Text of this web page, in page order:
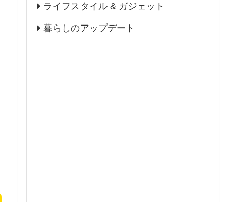
ライフスタイル & ガジェット
暮らしのアップデート